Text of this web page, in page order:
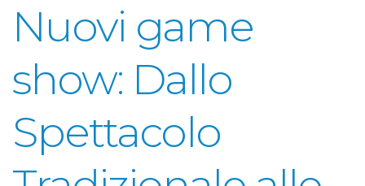
Nuovi game
show: Dallo
Spettacolo